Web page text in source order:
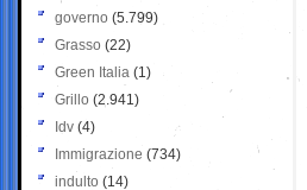
governo (5.799)
Grasso (22)
Green Italia (1)
Grillo (2.941)
Idv (4)
Immigrazione (734)
indulto (14)